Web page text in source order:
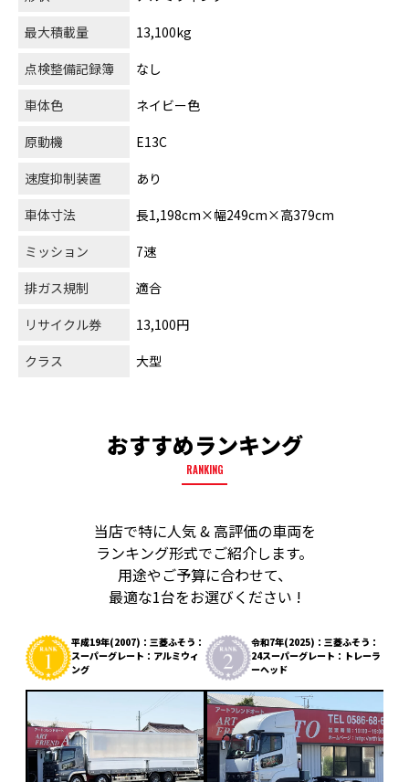
最大積載量
13,100kg
点検整備記録簿
なし
車体色
ネイビー色
原動機
E13C
速度抑制装置
あり
車体寸法
長1,198cm×幅249cm×高379cm
ミッション
7速
排ガス規制
適合
リサイクル券
13,100円
クラス
大型
おすすめランキング
RANKING
当店で特に人気 & 高評価の車両を
ランキング形式でご紹介します。
用途やご予算に合わせて、
最適な1台をお選びください !
平成19年(2007)：三菱ふそう：
スーパーグレート：アルミウィ
ング
令和7年(2025)：三菱ふそう：
24スーパーグレート：トレーラ
ーヘッド